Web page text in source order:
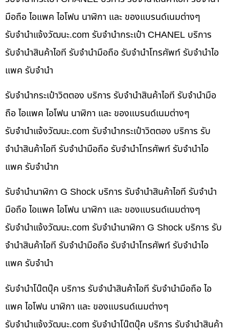
มือถือ ไอแพค ไอโฟน นาฬิกา และ ของแบรนด์เนมต่างๆ
รับจํานําแจ้งวัฒนะ.com รับจำนำกระเป๋า CHANEL บริการ
รับจำนำสินค้าไอที รับจำนำมือถือ รับจำนำโทรศัพท์ รับจำนำไอ
แพค รับจำนำ
รับจำนำกระเป๋าวิตตอง บริการ รับจำนำสินค้าไอที รับจำนำมือ
ถือ ไอแพค ไอโฟน นาฬิกา และ ของแบรนด์เนมต่างๆ
รับจํานําแจ้งวัฒนะ.com รับจำนำกระเป๋าวิตตอง บริการ รับ
จำนำสินค้าไอที รับจำนำมือถือ รับจำนำโทรศัพท์ รับจำนำไอ
แพค รับจำนำก
รับจำนำนาฬิกา G Shock บริการ รับจำนำสินค้าไอที รับจำนำ
มือถือ ไอแพค ไอโฟน นาฬิกา และ ของแบรนด์เนมต่างๆ
รับจํานําแจ้งวัฒนะ.com รับจำนำนาฬิกา G Shock บริการ รับ
จำนำสินค้าไอที รับจำนำมือถือ รับจำนำโทรศัพท์ รับจำนำไอ
แพค รับจำนำ
รับจำนำโน๊ตบุ๊ค บริการ รับจำนำสินค้าไอที รับจำนำมือถือ ไอ
แพค ไอโฟน นาฬิกา และ ของแบรนด์เนมต่างๆ
รับจํานําแจ้งวัฒนะ.com รับจำนำโน๊ตบุ๊ค บริการ รับจำนำสินค้า